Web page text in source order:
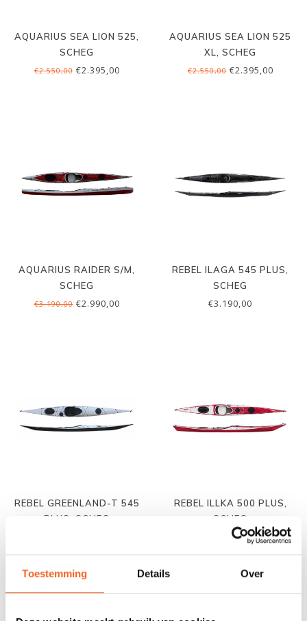
Toestemming Details Over
AQUARIUS SEA LION 525,
SCHEG
€2.550,00€2.395,00
AQUARIUS SEA LION 525
XL, SCHEG
€2.550,00€2.395,00
AQUARIUS RAIDER S/M,
SCHEG
€3.190,00€2.990,00
REBEL ILAGA 545 PLUS,
SCHEG
€3.190,00
REBEL GREENLAND-T 545
PLUS, SCHEG
REBEL ILLKA 500 PLUS,
SCHEG
€3.290,00